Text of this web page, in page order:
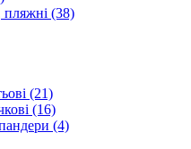
(38)
(21)
(16)
(4)